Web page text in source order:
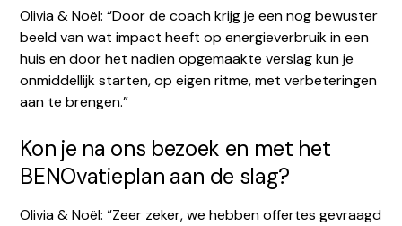
Olivia & Noël: “Door de coach krijg je een nog bewuster
beeld van wat impact heeft op energieverbruik in een
huis en door het nadien opgemaakte verslag kun je
onmiddellijk starten, op eigen ritme, met verbeteringen
aan te brengen.”
Kon je na ons bezoek en met het
BENOvatieplan aan de slag?
Olivia & Noël: “Zeer zeker, we hebben offertes gevraagd